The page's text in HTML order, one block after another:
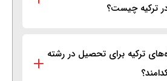
ترکیه چیست؟
ترکیه برای تحصیل در رشته